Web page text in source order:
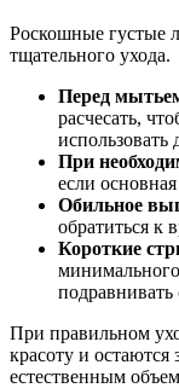
Роскошные густые
тщательного ухода.
Перед
расчесать,
использовать
При
если основная
Обильное
обратиться к
Короткие
При правильном
красоту и
естественным